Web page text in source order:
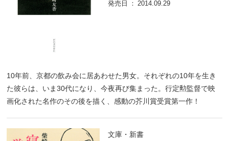
発売日
2014.09.29
10年前、京都の飲み会に居あわせた男女。それぞれの10年を生き
た彼らは、いま30代になり、今夜再び集まった。行定勲監督で映
画化された名作のその後を描く、感動の芥川賞受賞第一作！
文庫・新書